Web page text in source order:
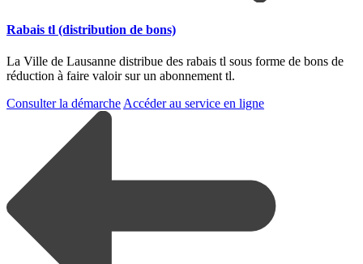
Rabais tl (distribution de bons)
La Ville de Lausanne distribue des rabais tl sous forme de bons de
réduction à faire valoir sur un abonnement tl.
Consulter la démarche Accéder au service en ligne